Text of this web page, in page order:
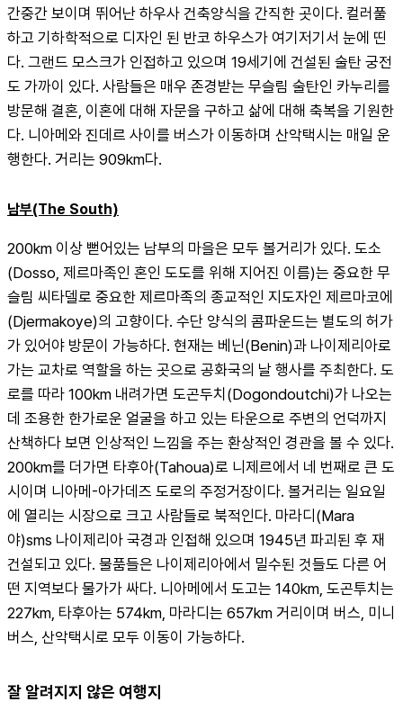
간중간 보이며 뛰어난 하우사 건축양식을 간직한 곳이다. 컬러풀
하고 기하학적으로 디자인 된 반코 하우스가 여기저기서 눈에 띤
다. 그랜드 모스크가 인접하고 있으며 19세기에 건설된 술탄 궁전
도 가까이 있다. 사람들은 매우 존경받는 무슬림 술탄인 카누리를
방문해 결혼, 이혼에 대해 자문을 구하고 삶에 대해 축복을 기원한
다. 니아메와 진데르 사이를 버스가 이동하며 산악택시는 매일 운
행한다. 거리는 909km다.
남부(The South)
200km 이상 뻗어있는 남부의 마을은 모두 볼거리가 있다. 도소
(Dosso, 제르마족인 혼인 도도를 위해 지어진 이름)는 중요한 무
슬림 씨타델로 중요한 제르마족의 종교적인 지도자인 제르마코에
(Djermakoye)의 고향이다. 수단 양식의 콤파운드는 별도의 허가
가 있어야 방문이 가능하다. 현재는 베닌(Benin)과 나이제리아로
가는 교차로 역할을 하는 곳으로 공화국의 날 행사를 주최한다. 도
로를 따라 100km 내려가면 도곤두치(Dogondoutchi)가 나오는
데 조용한 한가로운 얼굴을 하고 있는 타운으로 주변의 언덕까지
산책하다 보면 인상적인 느낌을 주는 환상적인 경관을 볼 수 있다.
200km를 더가면 타후아(Tahoua)로 니제르에서 네 번째로 큰 도
시이며 니아메-아가데즈 도로의 주정거장이다. 볼거리는 일요일
에 열리는 시장으로 크고 사람들로 북적인다. 마라디(Mara
야)sms 나이제리아 국경과 인접해 있으며 1945년 파괴된 후 재
건설되고 있다. 물품들은 나이제리아에서 밀수된 것들도 다른 어
떤 지역보다 물가가 싸다. 니아메에서 도고는 140km, 도곤투치는
227km, 타후아는 574km, 마라디는 657km 거리이며 버스, 미니
버스, 산악택시로 모두 이동이 가능하다.
잘 알려지지 않은 여행지